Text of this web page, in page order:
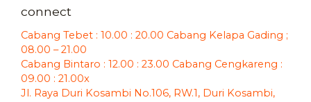
connect
Cabang Tebet : 10.00 : 20.00 Cabang Kelapa Gading ;
08.00 – 21.00
Cabang Bintaro : 12.00 : 23.00 Cabang Cengkareng :
09.00 : 21.00x
Jl. Raya Duri Kosambi No.106, RW.1, Duri Kosambi,